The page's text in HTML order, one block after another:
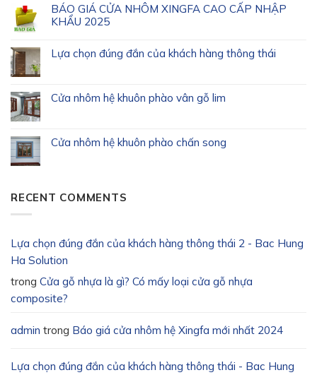
BÁO GIÁ CỬA NHÔM XINGFA CAO CẤP NHẬP
KHẨU 2025
Lựa chọn đúng đắn của khách hàng thông thái
Cửa nhôm hệ khuôn phào vân gỗ lim
Cửa nhôm hệ khuôn phào chấn song
RECENT COMMENTS
Lựa chọn đúng đắn của khách hàng thông thái 2 - Bac Hung
Ha Solution
trong Cửa gỗ nhựa là gì? Có mấy loại cửa gỗ nhựa
composite?
admin trong Báo giá cửa nhôm hệ Xingfa mới nhất 2024
Lựa chọn đúng đắn của khách hàng thông thái - Bac Hung